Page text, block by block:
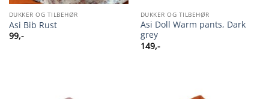
DUKKER OG TILBEHØR
Asi Bib Rust
99,-
DUKKER OG TILBEHØR
Asi Doll Warm pants, Dark
grey
149,-